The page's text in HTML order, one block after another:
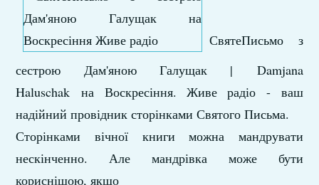
СвятеПисьмо з
сестрою Дам'яною Галущак | Damjana
Haluschak на Воскресіння. Живе радіо - ваш
надійний провідник сторінками Святого Письма.
Сторінками вічної книги можна мандрувати
нескінченно. Але мандрівка може бути
кориснішою, якщо